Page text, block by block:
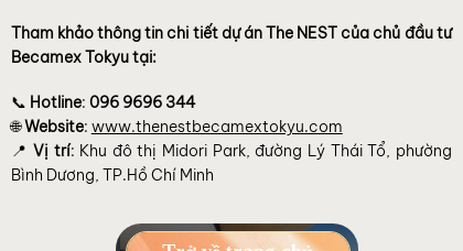
Tham khảo thông tin chi tiết dự án The NEST của chủ đầu tư
Becamex Tokyu tại:
📞 Hotline: 096 9696 344
🌐Website: www.thenestbecamextokyu.com
📍 Vị trí: Khu đô thị Midori Park, đường Lý Thái Tổ, phường
Bình Dương, TP.Hồ Chí Minh